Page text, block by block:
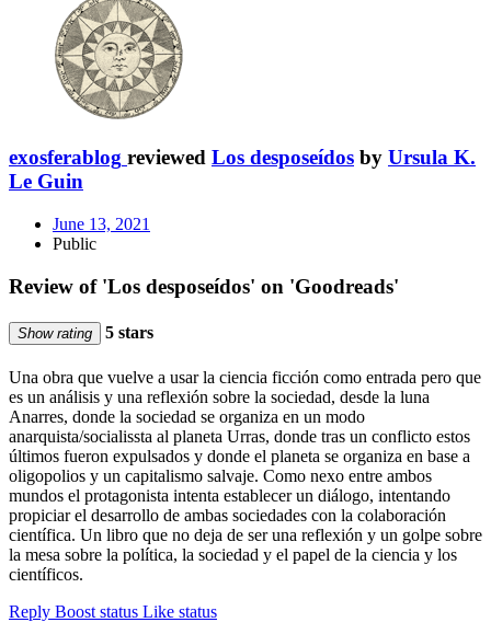
exosferablog reviewed Los desposeídos by Ursula K.
Le Guin
June 13, 2021
Public
Review of 'Los desposeídos' on 'Goodreads'
Show rating 5 stars
Una obra que vuelve a usar la ciencia ficción como entrada pero que
es un análisis y una reflexión sobre la sociedad, desde la luna
Anarres, donde la sociedad se organiza en un modo
anarquista/socialissta al planeta Urras, donde tras un conflicto estos
últimos fueron expulsados y donde el planeta se organiza en base a
oligopolios y un capitalismo salvaje. Como nexo entre ambos
mundos el protagonista intenta establecer un diálogo, intentando
propiciar el desarrollo de ambas sociedades con la colaboración
científica. Un libro que no deja de ser una reflexión y un golpe sobre
la mesa sobre la política, la sociedad y el papel de la ciencia y los
científicos.
Reply Boost status Like status